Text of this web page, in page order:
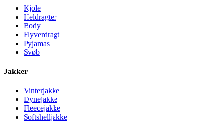
Kjole
Heldragter
Body
Flyverdragt
Pyjamas
Svøb
Jakker
Vinterjakke
Dynejakke
Fleecejakke
Softshelljakke